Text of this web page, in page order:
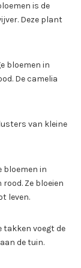
is de
Deze plant
bloemen in
De camelia
van kleine
bloemen in
Ze bloeien
leven.
takken voegt de
de tuin.